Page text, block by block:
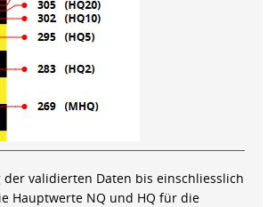
der validierten Daten bis einschliesslich
Hauptwerte NQ und HQ für die